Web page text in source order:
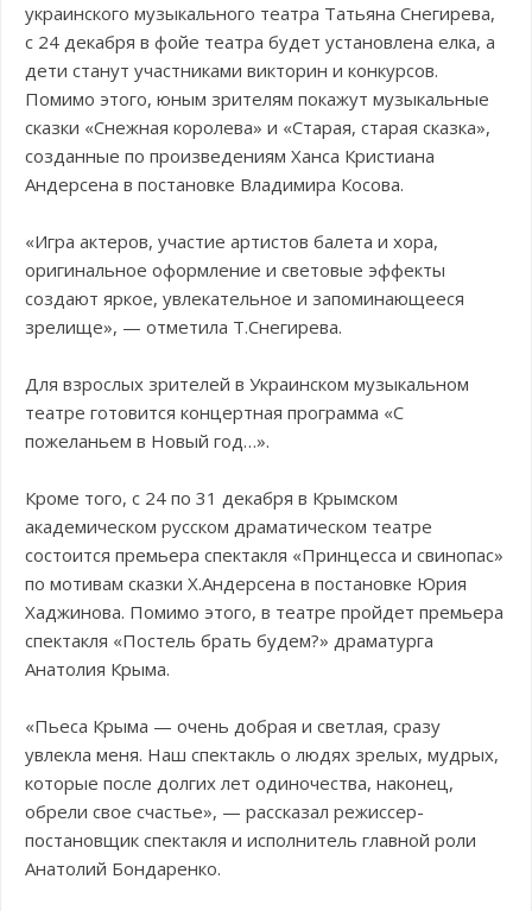
украинского музыкального театра Татьяна Снегирева,
с 24 декабря в фойе театра будет установлена елка, а
дети станут участниками викторин и конкурсов.
Помимо этого, юным зрителям покажут музыкальные
сказки «Снежная королева» и «Старая, старая сказка»,
созданные по произведениям Ханса Кристиана
Андерсена в постановке Владимира Косова.
«Игра актеров, участие артистов балета и хора,
оригинальное оформление и световые эффекты
создают яркое, увлекательное и запоминающееся
зрелище», — отметила Т.Снегирева.
Для взрослых зрителей в Украинском музыкальном
театре готовится концертная программа «С
пожеланьем в Новый год…».
Кроме того, с 24 по 31 декабря в Крымском
академическом русском драматическом театре
состоится премьера спектакля «Принцесса и свинопас»
по мотивам сказки Х.Андерсена в постановке Юрия
Хаджинова. Помимо этого, в театре пройдет премьера
спектакля «Постель брать будем?» драматурга
Анатолия Крыма.
«Пьеса Крыма — очень добрая и светлая, сразу
увлекла меня. Наш спектакль о людях зрелых, мудрых,
которые после долгих лет одиночества, наконец,
обрели свое счастье», — рассказал режиссер-
постановщик спектакля и исполнитель главной роли
Анатолий Бондаренко.